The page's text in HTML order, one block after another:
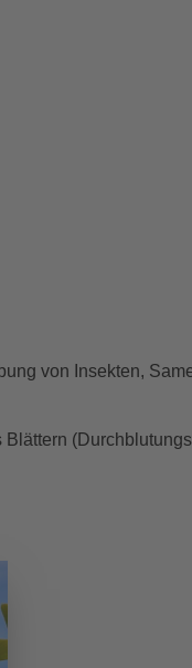
von Insekten,